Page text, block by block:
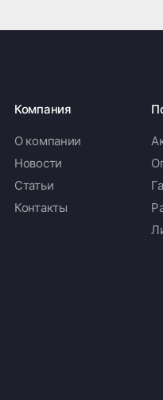
Компания
О компании
Новости
Статьи
Контакты